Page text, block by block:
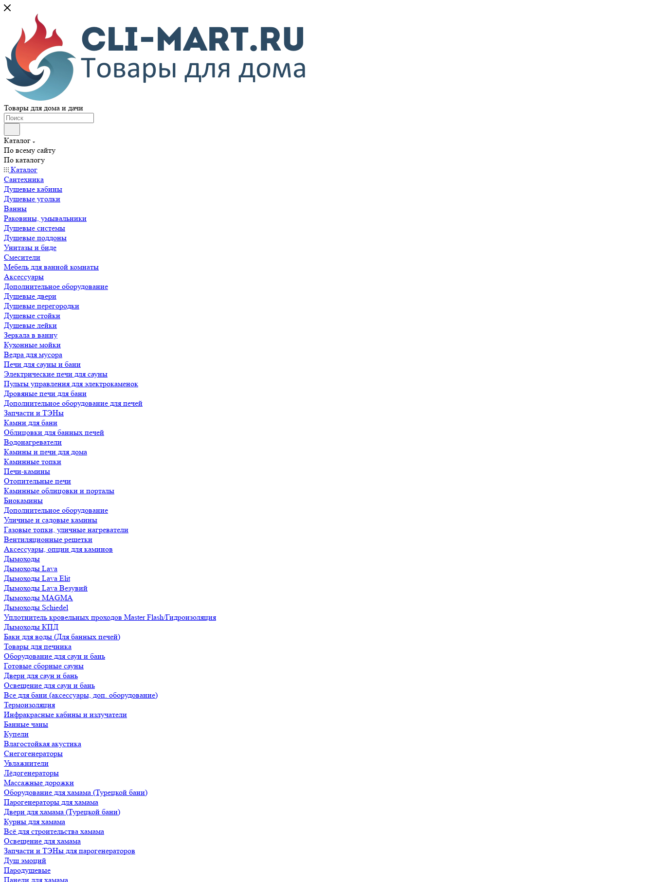
Товары для дома и дачи
Каталог
По всему сайту
По каталогу
Каталог
Сантехника
Душевые кабины
Душевые уголки
Ванны
Раковины, умывальники
Душевые системы
Душевые поддоны
Унитазы и биде
Смесители
Мебель для ванной комнаты
Аксессуары
Дополнительное оборудование
Душевые двери
Душевые перегородки
Душевые стойки
Душевые лейки
Зеркала в ванну
Кухонные мойки
Ведра для мусора
Печи для сауны и бани
Электрические печи для сауны
Пульты управления для электрокаменок
Дровяные печи для бани
Дополнительное оборудование для печей
Запчасти и ТЭНы
Камни для бани
Облицовки для банных печей
Водонагреватели
Камины и печи для дома
Каминные топки
Печи-камины
Отопительные печи
Каминные облицовки и порталы
Биокамины
Дополнительное оборудование
Уличные и садовые камины
Газовые топки, уличные нагреватели
Вентиляционные решетки
Аксессуары, опции для каминов
Дымоходы
Дымоходы Lava
Дымоходы Lava Elit
Дымоходы Lava Везувий
Дымоходы MAGMA
Дымоходы Schiedel
Уплотнитель кровельных проходов Master Flash/Гидроизоляция
Дымоходы КПД
Баки для воды (Для банных печей)
Товары для печника
Оборудование для саун и бань
Готовые сборные сауны
Двери для саун и бань
Освещение для саун и бань
Все для бани (аксессуары, доп. оборудование)
Термоизоляция
Инфракрасные кабины и излучатели
Банные чаны
Купели
Влагостойкая акустика
Снегогенераторы
Увлажнители
Лёдогенераторы
Массажные дорожки
Оборудование для хамама (Турецкой бани)
Парогенераторы для хамама
Двери для хамама (Турецкой бани)
Курны для хамама
Всё для строительства хамама
Освещение для хамама
Запчасти и ТЭНы для парогенераторов
Душ эмоций
Пародушевые
Панели для хамама